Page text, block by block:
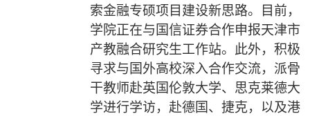
索金融专硕项目建设新思路。目前，
学院正在与国信证券合作申报天津市
产教融合研究生工作站。此外，积极
寻求与国外高校深入合作交流，派骨
干教师赴英国伦敦大学、思克莱德大
学进行学访，赴德国、捷克，以及港